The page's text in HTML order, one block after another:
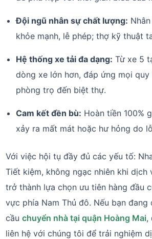
Đội ngũ nhân sự chất lượng:
khỏe mạnh, lễ phép; thợ kỹ thuật
Hệ thống xe tải đa dạng: Từ xe 5
dòng xe lớn hơn, đáp ứng mọi
phòng trọ đến biệt thự.
Cam kết đền bù: Hoàn tiền 100%
xảy ra mất mát hoặc hư hỏng do
Với việc hội tụ đầy đủ các yếu tố:
Tiết kiệm, không ngạc nhiên khi dịch
trở thành lựa chọn ưu tiên hàng đầu
vực phía Nam Thủ đô. Nếu bạn đang
cầuchuyển nhà tại quận Hoàng Mai,
liên hệ với chúng tôi để trải nghiệm